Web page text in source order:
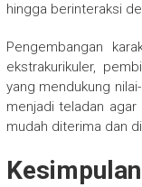
hingga berinteraksi
Pengembangan
ekstrakurikuler,
yang mendukung
menjadi teladan
mudah diterima dan
Kesimpulan